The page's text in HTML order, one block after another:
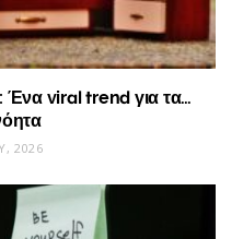
Ένα viral trend για τα…
2026